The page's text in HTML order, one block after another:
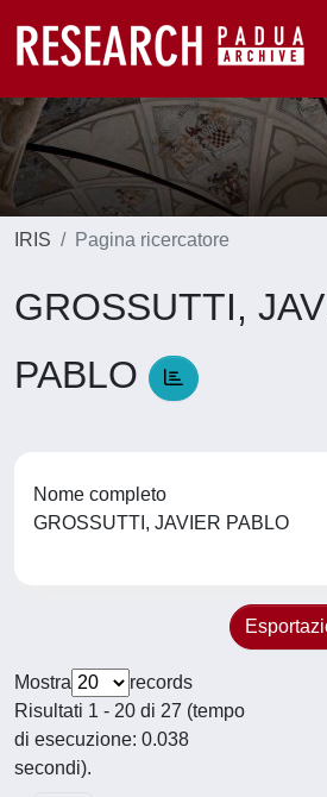
IRIS Pagina ricercatore
GROSSUTTI,
PABLO
Nome completo
GROSSUTTI, JAVIER PABLO
Mostra
records
Risultati 1 - 20 di 27 (tempo
di esecuzione: 0.038
secondi).